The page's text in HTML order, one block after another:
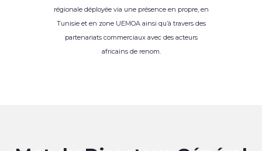
régionale déployée via une présence en propre, en
Tunisie et en zone UEMOA ainsi qu’à travers des
partenariats commerciaux avec des acteurs
africains de renom.